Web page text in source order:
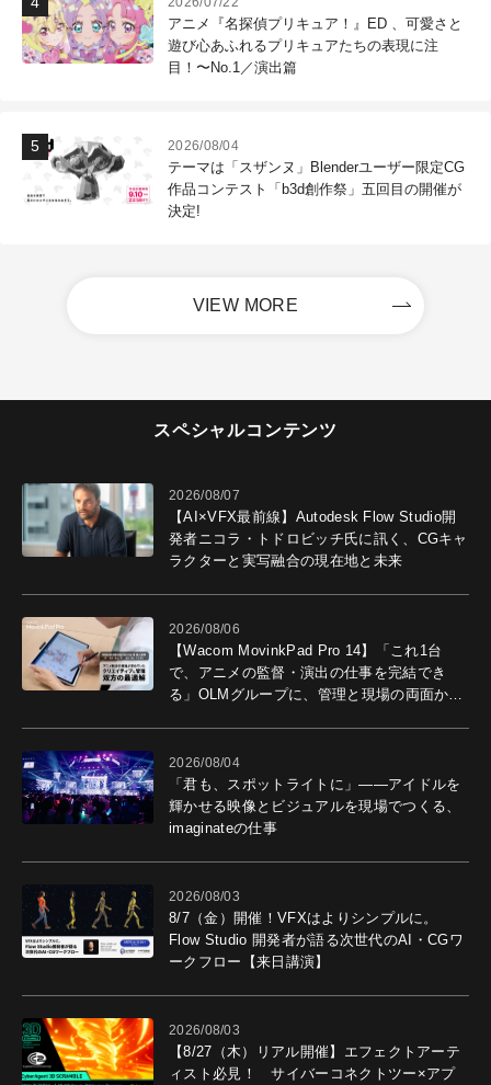
アニメ『名探偵プリキュア！』ED 、可愛さと
遊び心あふれるプリキュアたちの表現に注
目！〜No.1／演出篇
2026/08/04
テーマは「スザンヌ」Blenderユーザー限定CG
作品コンテスト「b3d創作祭」五回目の開催が
決定!
VIEW MORE
スペシャルコンテンツ
2026/08/07
【AI×VFX最前線】Autodesk Flow Studio開
発者ニコラ・トドロビッチ氏に訊く、CGキャ
ラクターと実写融合の現在地と未来
2026/08/06
【Wacom MovinkPad Pro 14】「これ1台
で、アニメの監督・演出の仕事を完結でき
る」OLMグループに、管理と現場の両面から
2026/08/04
「君も、スポットライトに」――アイドルを
輝かせる映像とビジュアルを現場でつくる、
imaginateの仕事
2026/08/03
8/7（金）開催！VFXはよりシンプルに。
Flow Studio 開発者が語る次世代のAI・CGワ
ークフロー【来日講演】
2026/08/03
【8/27（木）リアル開催】エフェクトアーテ
ィスト必見！ サイバーコネクトツー×アプ